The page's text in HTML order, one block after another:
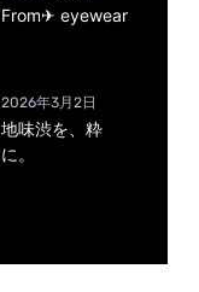
From✈ eyewear
2026年3月2日
地味渋を、粋
に。